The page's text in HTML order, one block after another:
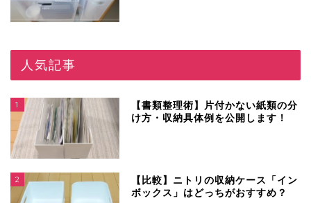
人気記事
1
【書類整理術】片付かない紙類の分
け方・収納具体例を公開します！
2
【比較】ニトリの収納ケース「イン
ボックス」はどっちがおすすめ？